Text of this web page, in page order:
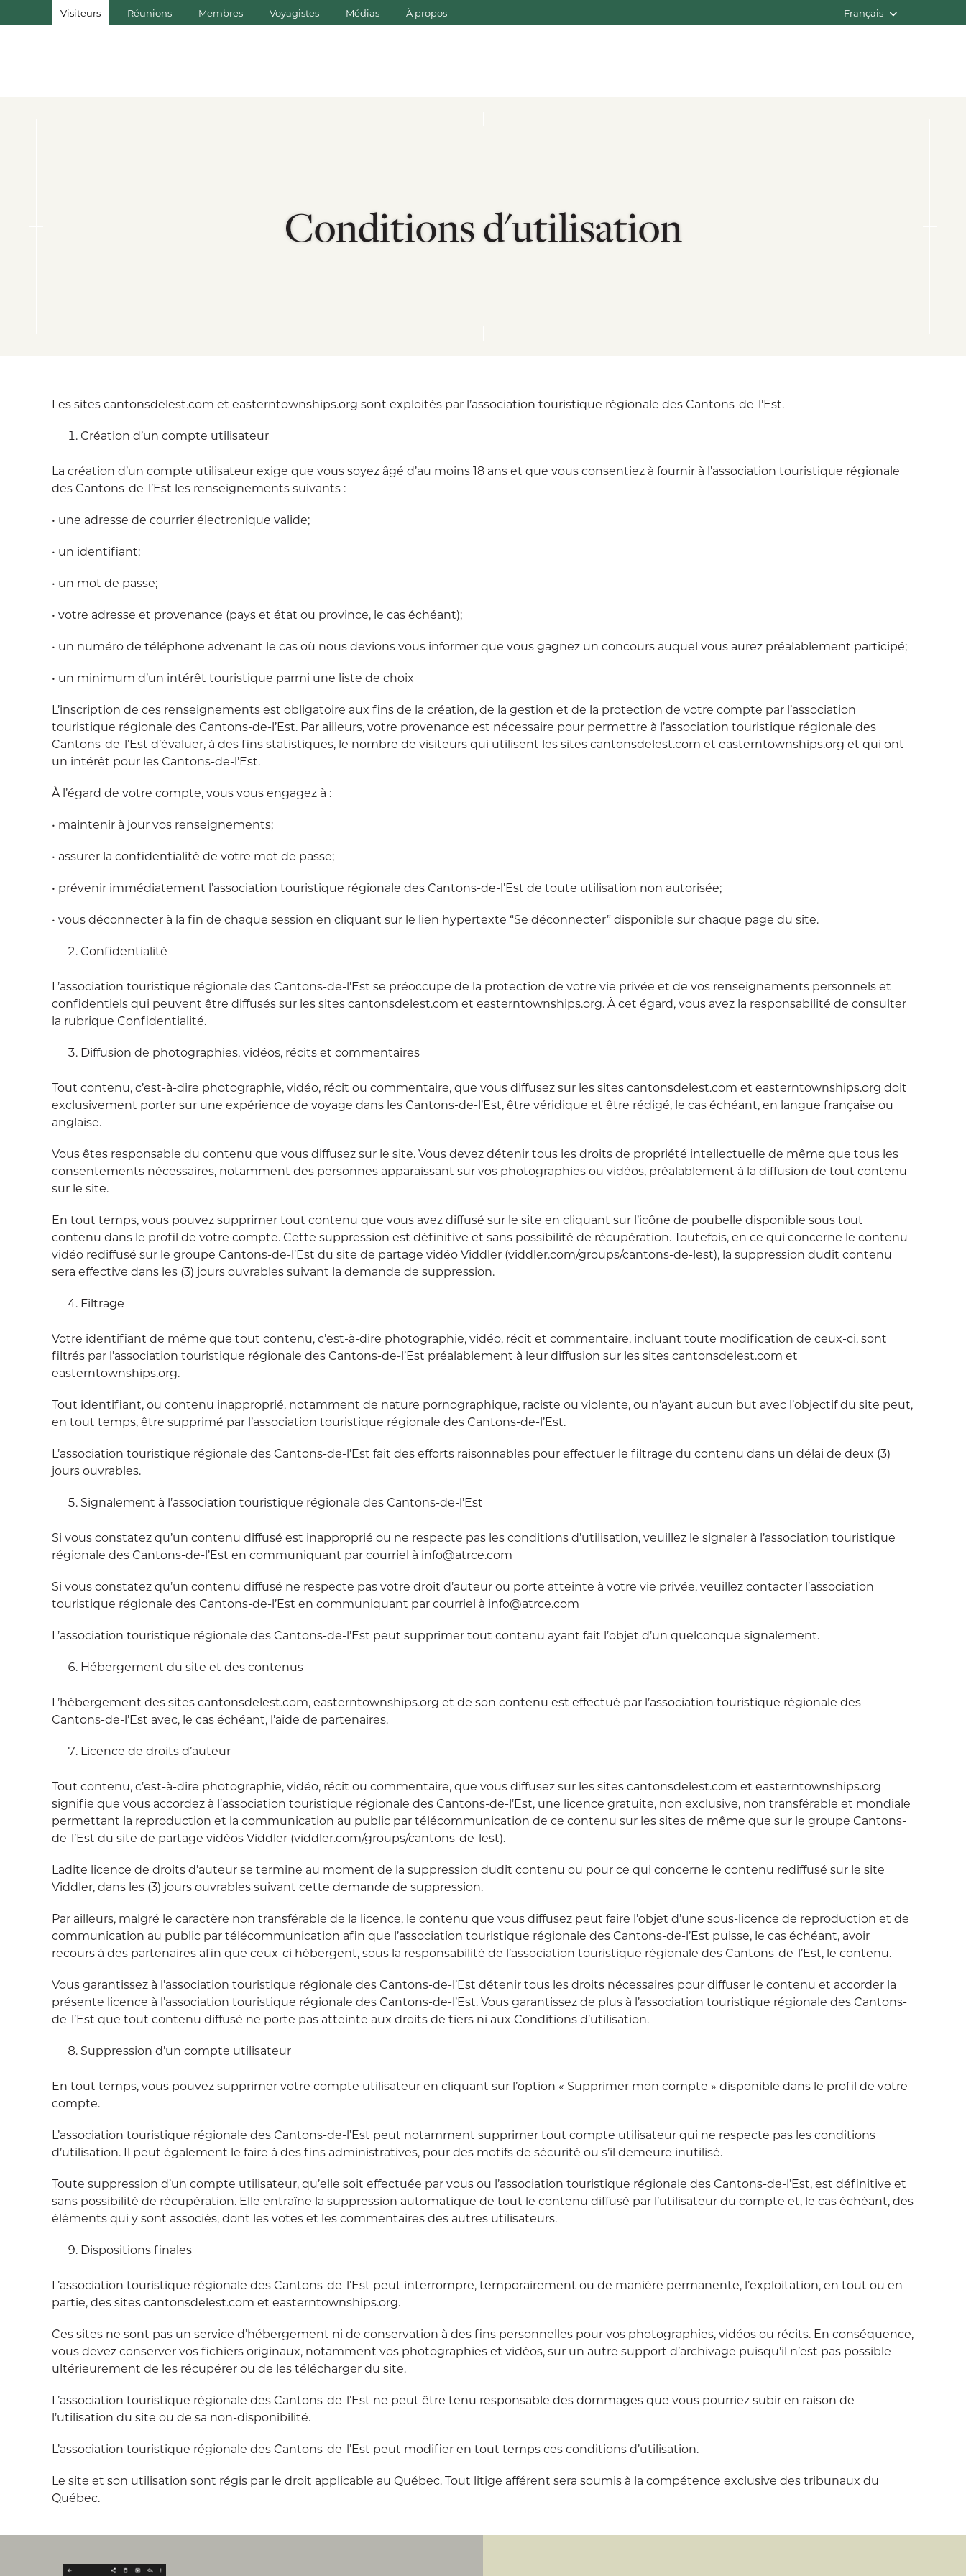
Visiteurs Réunions Membres Voyagistes Médias À propos Français
Conditions d'utilisation
Les sites cantonsdelest.com et easterntownships.org sont exploités par l’association touristique régionale des Cantons-de-l’Est.
Création d’un compte utilisateur
La création d’un compte utilisateur exige que vous soyez âgé d’au moins 18 ans et que vous consentiez à fournir à l’association touristique régionale
des Cantons-de-l’Est les renseignements suivants :
• une adresse de courrier électronique valide;
• un identifiant;
• un mot de passe;
• votre adresse et provenance (pays et état ou province, le cas échéant);
• un numéro de téléphone advenant le cas où nous devions vous informer que vous gagnez un concours auquel vous aurez préalablement participé;
• un minimum d’un intérêt touristique parmi une liste de choix
L’inscription de ces renseignements est obligatoire aux fins de la création, de la gestion et de la protection de votre compte par l’association
touristique régionale des Cantons-de-l’Est. Par ailleurs, votre provenance est nécessaire pour permettre à l’association touristique régionale des
Cantons-de-l’Est d’évaluer, à des fins statistiques, le nombre de visiteurs qui utilisent les sites cantonsdelest.com et easterntownships.org et qui ont
un intérêt pour les Cantons-de-l’Est.
À l’égard de votre compte, vous vous engagez à :
• maintenir à jour vos renseignements;
• assurer la confidentialité de votre mot de passe;
• prévenir immédiatement l’association touristique régionale des Cantons-de-l’Est de toute utilisation non autorisée;
• vous déconnecter à la fin de chaque session en cliquant sur le lien hypertexte “Se déconnecter” disponible sur chaque page du site.
Confidentialité
L’association touristique régionale des Cantons-de-l’Est se préoccupe de la protection de votre vie privée et de vos renseignements personnels et
confidentiels qui peuvent être diffusés sur les sites cantonsdelest.com et easterntownships.org. À cet égard, vous avez la responsabilité de consulter
la rubrique Confidentialité.
Diffusion de photographies, vidéos, récits et commentaires
Tout contenu, c’est-à-dire photographie, vidéo, récit ou commentaire, que vous diffusez sur les sites cantonsdelest.com et easterntownships.org doit
exclusivement porter sur une expérience de voyage dans les Cantons-de-l’Est, être véridique et être rédigé, le cas échéant, en langue française ou
anglaise.
Vous êtes responsable du contenu que vous diffusez sur le site. Vous devez détenir tous les droits de propriété intellectuelle de même que tous les
consentements nécessaires, notamment des personnes apparaissant sur vos photographies ou vidéos, préalablement à la diffusion de tout contenu
sur le site.
En tout temps, vous pouvez supprimer tout contenu que vous avez diffusé sur le site en cliquant sur l’icône de poubelle disponible sous tout
contenu dans le profil de votre compte. Cette suppression est définitive et sans possibilité de récupération. Toutefois, en ce qui concerne le contenu
vidéo rediffusé sur le groupe Cantons-de-l’Est du site de partage vidéo Viddler (viddler.com/groups/cantons-de-lest), la suppression dudit contenu
sera effective dans les (3) jours ouvrables suivant la demande de suppression.
Filtrage
Votre identifiant de même que tout contenu, c’est-à-dire photographie, vidéo, récit et commentaire, incluant toute modification de ceux-ci, sont
filtrés par l’association touristique régionale des Cantons-de-l’Est préalablement à leur diffusion sur les sites cantonsdelest.com et
easterntownships.org.
Tout identifiant, ou contenu inapproprié, notamment de nature pornographique, raciste ou violente, ou n’ayant aucun but avec l’objectif du site peut,
en tout temps, être supprimé par l’association touristique régionale des Cantons-de-l’Est.
L’association touristique régionale des Cantons-de-l’Est fait des efforts raisonnables pour effectuer le filtrage du contenu dans un délai de deux (3)
jours ouvrables.
Signalement à l’association touristique régionale des Cantons-de-l’Est
Si vous constatez qu’un contenu diffusé est inapproprié ou ne respecte pas les conditions d’utilisation, veuillez le signaler à l’association touristique
régionale des Cantons-de-l’Est en communiquant par courriel à info@atrce.com
Si vous constatez qu’un contenu diffusé ne respecte pas votre droit d’auteur ou porte atteinte à votre vie privée, veuillez contacter l’association
touristique régionale des Cantons-de-l’Est en communiquant par courriel à info@atrce.com
L’association touristique régionale des Cantons-de-l’Est peut supprimer tout contenu ayant fait l’objet d’un quelconque signalement.
Hébergement du site et des contenus
L’hébergement des sites cantonsdelest.com, easterntownships.org et de son contenu est effectué par l’association touristique régionale des
Cantons-de-l’Est avec, le cas échéant, l’aide de partenaires.
Licence de droits d’auteur
Tout contenu, c’est-à-dire photographie, vidéo, récit ou commentaire, que vous diffusez sur les sites cantonsdelest.com et easterntownships.org
signifie que vous accordez à l’association touristique régionale des Cantons-de-l’Est, une licence gratuite, non exclusive, non transférable et mondiale
permettant la reproduction et la communication au public par télécommunication de ce contenu sur les sites de même que sur le groupe Cantons-
de-l’Est du site de partage vidéos Viddler (viddler.com/groups/cantons-de-lest).
Ladite licence de droits d’auteur se termine au moment de la suppression dudit contenu ou pour ce qui concerne le contenu rediffusé sur le site
Viddler, dans les (3) jours ouvrables suivant cette demande de suppression.
Par ailleurs, malgré le caractère non transférable de la licence, le contenu que vous diffusez peut faire l’objet d’une sous-licence de reproduction et de
communication au public par télécommunication afin que l’association touristique régionale des Cantons-de-l’Est puisse, le cas échéant, avoir
recours à des partenaires afin que ceux-ci hébergent, sous la responsabilité de l’association touristique régionale des Cantons-de-l’Est, le contenu.
Vous garantissez à l’association touristique régionale des Cantons-de-l’Est détenir tous les droits nécessaires pour diffuser le contenu et accorder la
présente licence à l’association touristique régionale des Cantons-de-l’Est. Vous garantissez de plus à l’association touristique régionale des Cantons-
de-l’Est que tout contenu diffusé ne porte pas atteinte aux droits de tiers ni aux Conditions d’utilisation.
Suppression d’un compte utilisateur
En tout temps, vous pouvez supprimer votre compte utilisateur en cliquant sur l’option « Supprimer mon compte » disponible dans le profil de votre
compte.
L’association touristique régionale des Cantons-de-l’Est peut notamment supprimer tout compte utilisateur qui ne respecte pas les conditions
d’utilisation. Il peut également le faire à des fins administratives, pour des motifs de sécurité ou s’il demeure inutilisé.
Toute suppression d’un compte utilisateur, qu’elle soit effectuée par vous ou l’association touristique régionale des Cantons-de-l’Est, est définitive et
sans possibilité de récupération. Elle entraîne la suppression automatique de tout le contenu diffusé par l’utilisateur du compte et, le cas échéant, des
éléments qui y sont associés, dont les votes et les commentaires des autres utilisateurs.
Dispositions finales
L’association touristique régionale des Cantons-de-l’Est peut interrompre, temporairement ou de manière permanente, l’exploitation, en tout ou en
partie, des sites cantonsdelest.com et easterntownships.org.
Ces sites ne sont pas un service d’hébergement ni de conservation à des fins personnelles pour vos photographies, vidéos ou récits. En conséquence,
vous devez conserver vos fichiers originaux, notamment vos photographies et vidéos, sur un autre support d’archivage puisqu’il n’est pas possible
ultérieurement de les récupérer ou de les télécharger du site.
L’association touristique régionale des Cantons-de-l’Est ne peut être tenu responsable des dommages que vous pourriez subir en raison de
l’utilisation du site ou de sa non-disponibilité.
L’association touristique régionale des Cantons-de-l’Est peut modifier en tout temps ces conditions d’utilisation.
Le site et son utilisation sont régis par le droit applicable au Québec. Tout litige afférent sera soumis à la compétence exclusive des tribunaux du
Québec.